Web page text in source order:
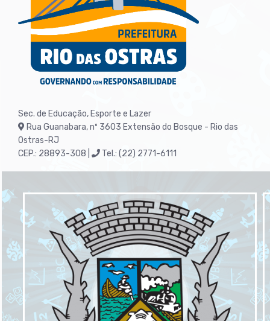
Sec. de Educação, Esporte e Lazer
Rua Guanabara, nº 3603 Extensão do Bosque - Rio das
Ostras-RJ
CEP.: 28893-308 |
Tel.: (22) 2771-6111